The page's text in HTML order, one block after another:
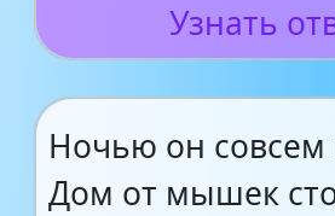
Узнать
Ночью он совсем
Дом от мышек